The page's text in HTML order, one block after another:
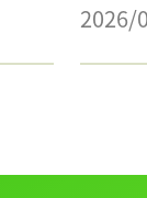
2026/